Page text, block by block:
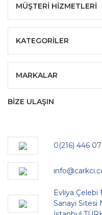
MÜŞTERİ HİZMETLERİ
KATEGORİLER
MARKALAR
BİZE ULAŞIN
0(216) 446
Evliya Çelebi
Sanayi Sitesi